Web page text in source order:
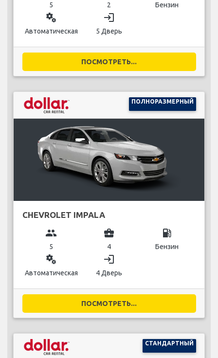
5 2 Бензин
miscellaneous_services
Автоматическая
login
5 Дверь
ПОСМОТРЕТЬ...
ПОЛНОРАЗМЕРНЫЙ
CHEVROLET IMPALA
group
5
business_center
4
local_gas_station
Бензин
miscellaneous_services
Автоматическая
login
4 Дверь
ПОСМОТРЕТЬ...
СТАНДАРТНЫЙ